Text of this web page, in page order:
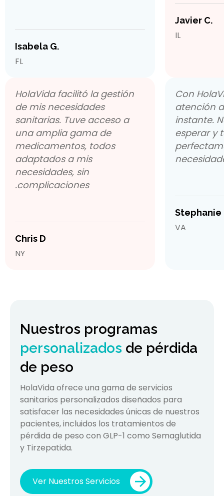
Isabela G.
FL
Javier C.
IL
Con
atención
instante.
esperar y
Stephanie
VA
HolaVida facilitó la gestión
de mis necesidades
sanitarias. Tuve acceso a
una amplia gama de
medicamentos, todos
adaptados a mis
necesidades, sin
complicaciones.
Chris D
NY
Nuestros programas
personalizados de pérdida
de peso
HolaVida ofrece una gama de servicios
sanitarios personalizados diseñados para
satisfacer las necesidades únicas de nuestros
pacientes, incluidos los tratamientos de
pérdida de peso con GLP-1 como Semaglutida
y Tirzepatida.
Ver Nuestros Servicios